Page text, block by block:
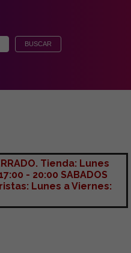
Tienda: Lunes
- 20:00 SABADOS
Lunes a Viernes: